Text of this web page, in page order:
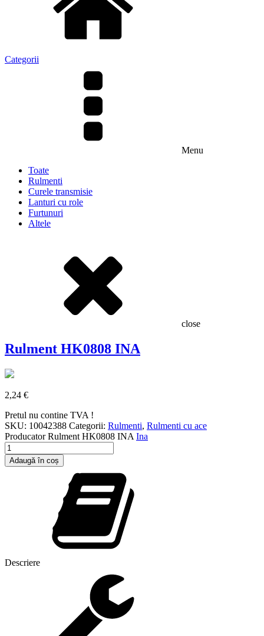
Categorii
Menu
Toate
Rulmenti
Curele transmisie
Lanturi cu role
Furtunuri
Altele
close
Rulment HK0808 INA
2,24 €
Pretul nu contine TVA !
SKU: 10042388 Categorii: Rulmenti, Rulmenti cu ace
ProducatorRulment HK0808 INA Ina
Cantitate
Rulment
HK0808
Adaugă în coș
Descriere